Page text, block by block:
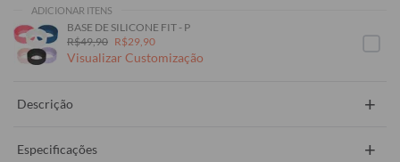
ADICIONAR ITENS
BASE DE SILICONE FIT - P
R$49,90 R$29,90
Visualizar Customização
Descrição +
Especificações +